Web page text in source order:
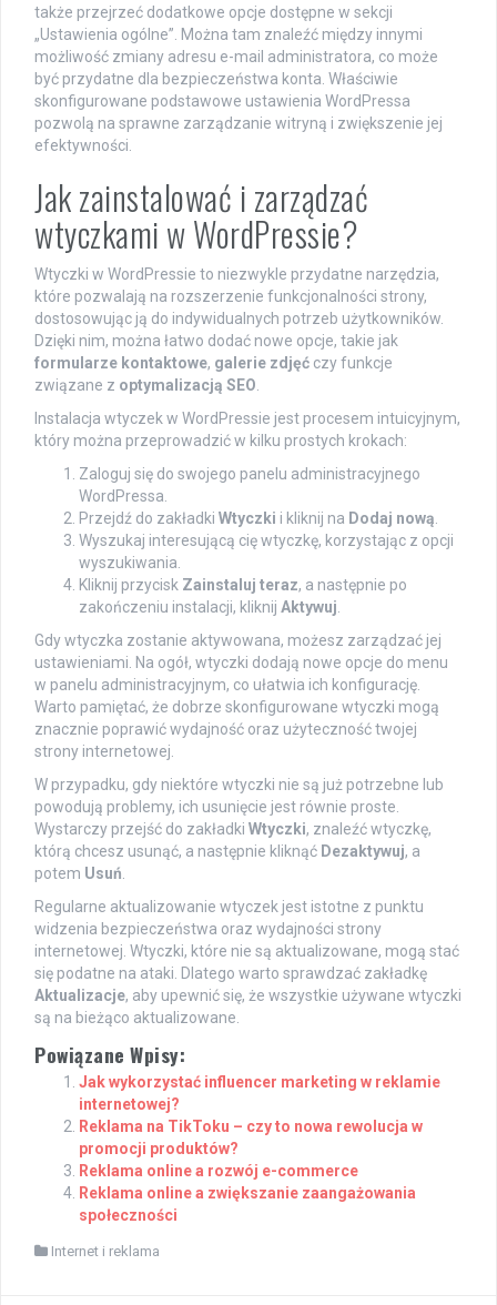
także przejrzeć dodatkowe opcje dostępne w sekcji
„Ustawienia ogólne”. Można tam znaleźć między innymi
możliwość zmiany adresu e-mail administratora, co może
być przydatne dla bezpieczeństwa konta. Właściwie
skonfigurowane podstawowe ustawienia WordPressa
pozwolą na sprawne zarządzanie witryną i zwiększenie jej
efektywności.
Jak zainstalować i zarządzać
wtyczkami w WordPressie?
Wtyczki w WordPressie to niezwykle przydatne narzędzia,
które pozwalają na rozszerzenie funkcjonalności strony,
dostosowując ją do indywidualnych potrzeb użytkowników.
Dzięki nim, można łatwo dodać nowe opcje, takie jak
formularze kontaktowe, galerie zdjęć czy funkcje
związane z optymalizacją SEO
Instalacja wtyczek w WordPressie jest procesem intuicyjnym,
który można przeprowadzić w kilku prostych krokach:
Zaloguj się do swojego panelu administracyjnego
WordPressa.
Przejdź do zakładki Wtyczki i kliknij na Dodaj nową
Wyszukaj interesującą cię wtyczkę, korzystając z opcji
wyszukiwania.
Kliknij przycisk Zainstaluj teraz, a następnie po
zakończeniu instalacji, kliknij Aktywuj
Gdy wtyczka zostanie aktywowana, możesz zarządzać jej
ustawieniami. Na ogół, wtyczki dodają nowe opcje do menu
w panelu administracyjnym, co ułatwia ich konfigurację.
Warto pamiętać, że dobrze skonfigurowane wtyczki mogą
znacznie poprawić wydajność oraz użyteczność twojej
strony internetowej.
W przypadku, gdy niektóre wtyczki nie są już potrzebne lub
powodują problemy, ich usunięcie jest równie proste.
Wystarczy przejść do zakładki Wtyczki, znaleźć wtyczkę,
którą chcesz usunąć, a następnie kliknąć Dezaktywuj, a
potem Usuń
Regularne aktualizowanie wtyczek jest istotne z punktu
widzenia bezpieczeństwa oraz wydajności strony
internetowej. Wtyczki, które nie są aktualizowane, mogą stać
się podatne na ataki. Dlatego warto sprawdzać zakładkę
Aktualizacje, aby upewnić się, że wszystkie używane wtyczki
są na bieżąco aktualizowane.
Powiązane Wpisy:
Jak wykorzystać influencer marketing w reklamie
internetowej?
Reklama na TikToku – czy to nowa rewolucja w
promocji produktów?
Reklama online a rozwój e-commerce
Reklama online a zwiększanie zaangażowania
społeczności
Internet i reklama